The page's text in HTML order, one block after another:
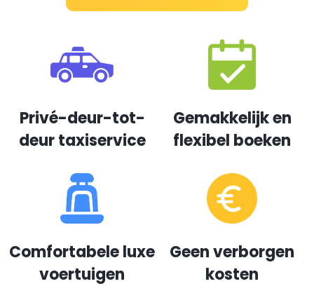
Privé-deur-tot-
deur taxiservice
Gemakkelijk en
flexibel boeken
Comfortabele luxe
voertuigen
Geen verborgen
kosten